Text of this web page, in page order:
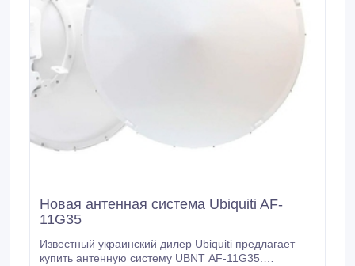
Новая антенная система Ubiquiti AF-
11G35
Известный украинский дилер Ubiquiti предлагает
купить антенную систему UBNT AF-11G35.